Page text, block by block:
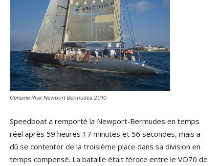
Genuine Risk Newport Bermudes 2010
Speedboat a remporté la Newport-Bermudes en temps
réel après 59 heures 17 minutes et 56 secondes, mais a
dû se contenter de la troisième place dans sa division en
temps compensé. La bataille était féroce entre le VO70 de